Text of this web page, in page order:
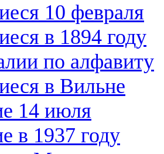
10 февраля
в 1894 году
по алфавиту
в Вильне
14 июля
в 1937 году